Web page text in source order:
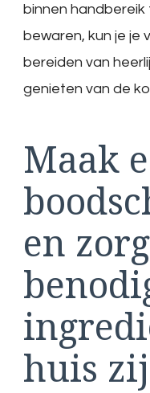
binnen
bewaren, kun je je
bereiden van
genieten van de
Maak
en
huis